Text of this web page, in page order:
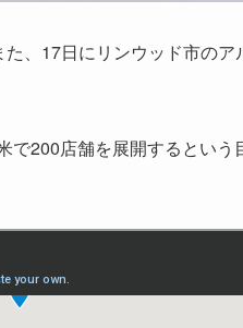
、17日にリンウッド市の
200店舗を展開するという